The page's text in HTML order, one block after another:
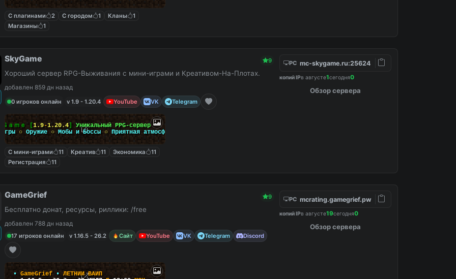
С плагинами 2 С городом 1 Кланы
1
Магазины
1
SkyGame 9
Хороший сервер RPG-Выживания с мини-играми и Креативом-На-Плотах.
добавлен 859 дн назад
0 игроков онлайн
v 1.9 - 1.20.4 YouTube VK Telegram
Ｇａｍｅ [1.9-1.20.4] Уникальный PPG-сервер
○ Оружие ○ Мобы и Боссы ○ Приятная атмосфера
С мини-играми 11 Креатив 11 Экономика
11
Регистрация
11
PC mc-skygame.ru:25624
копий IPв августе1сегодня0
Обзор сервера
GameGrief 9
Бесплатно донат, ресурсы, риллики: /free
добавлен 788 дн назад
17 игроков онлайн
v 1.16.5 - 26.2 Сайт YouTube VK Telegram Discord
• GameGrief • ЛЕТНИЙ ВАЙП
PC mcrating.gamegrief.pw
копий IPв августе19сегодня0
Обзор сервера